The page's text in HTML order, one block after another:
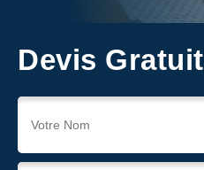
Devis Gratuit